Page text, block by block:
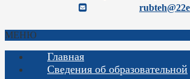
МЕНЮ
Главная
Сведения об образовательной